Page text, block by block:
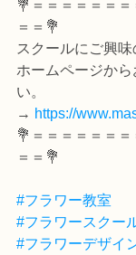
💐＝＝＝＝＝＝
＝＝💐
スクールにご興
ホームページか
い。
→ https://
💐＝＝＝＝＝＝
＝＝💐
#フラワー教室
#フラワースクー
#フラワーデザイ